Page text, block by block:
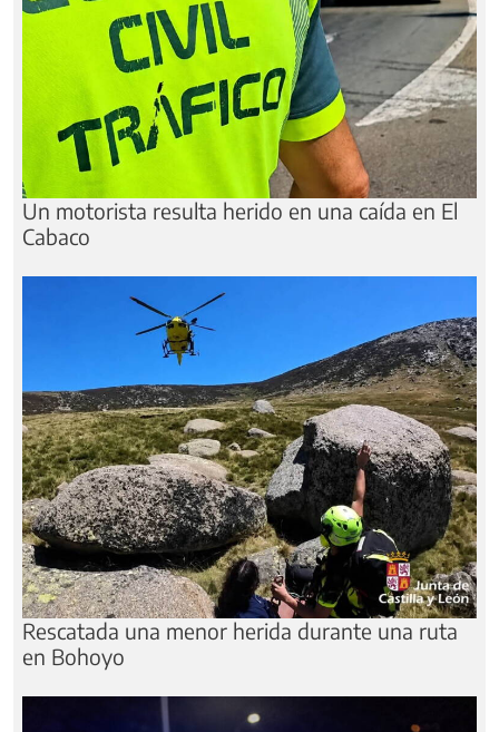
Un motorista resulta herido en una caída en El
Cabaco
Rescatada una menor herida durante una ruta
en Bohoyo